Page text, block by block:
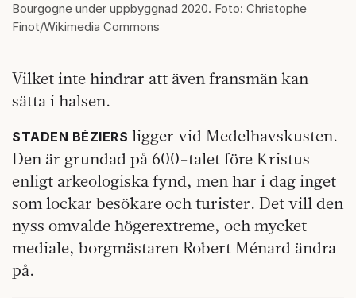
Bourgogne under uppbyggnad 2020. Foto: Christophe
Finot/Wikimedia Commons
Vilket inte hindrar att även fransmän kan
sätta i halsen.
STADEN BÉZIERS ligger vid Medelhavskusten.
Den är grundad på 600-talet före Kristus
enligt arkeologiska fynd, men har i dag inget
som lockar besökare och turister. Det vill den
nyss omvalde högerextreme, och mycket
mediale, borgmästaren Robert Ménard ändra
på.